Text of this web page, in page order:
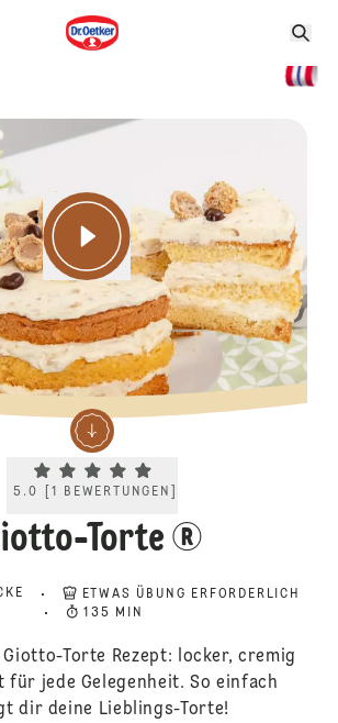
Current rating 5.0. Click to rate.
5.0 1 BEWERTUNGEN
Torte ®
ETWAS ÜBUNG ERFORDERLICH
135 MIN
Giotto-Torte Rezept: locker, cremig
für jede Gelegenheit. So einfach
dir deine Lieblings-Torte!